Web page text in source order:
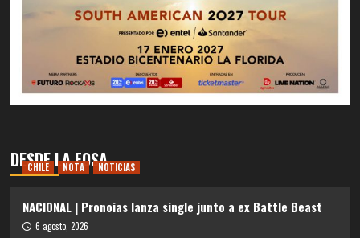
DESDE LA FOSA
CHILE NOTA NOTICIAS
NACIONAL | Pronoias lanza single junto a ex Battle Beast
6 agosto, 2026